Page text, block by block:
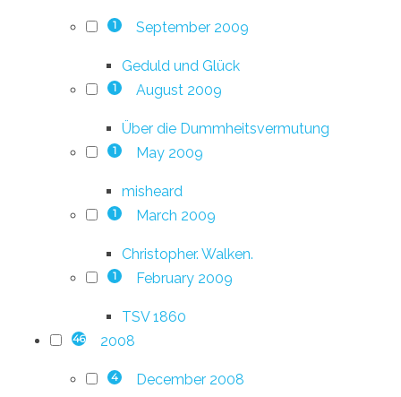
1 September 2009
Geduld und Glück
1 August 2009
Über die Dummheitsvermutung
1 May 2009
misheard
1 March 2009
Christopher. Walken.
1 February 2009
TSV 1860
46 2008
4 December 2008